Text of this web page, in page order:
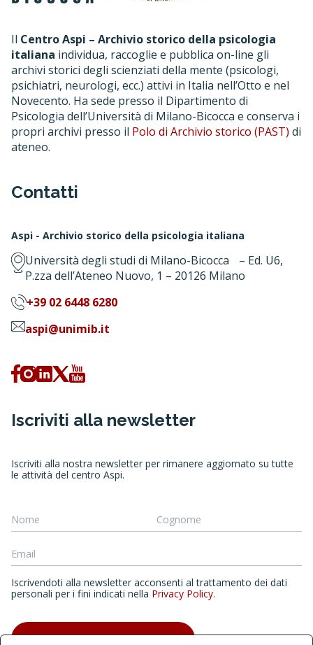
Il Centro Aspi – Archivio storico della psicologia
italiana individua, raccoglie e pubblica on-line gli
archivi storici degli scienziati della mente (psicologi,
psichiatri, neurologi, ecc.) attivi in Italia nell’Otto e nel
Novecento. Ha sede presso il Dipartimento di
Psicologia dell’Università di Milano-Bicocca e conserva i
propri archivi presso il Polo di Archivio storico (PAST) di
ateneo.
Contatti
Aspi - Archivio storico della psicologia italiana
Università degli studi di Milano-Bicocca – Ed. U6,
P.zza dell’Ateneo Nuovo, 1 – 20126 Milano
+39 02 6448 6280
aspi@unimib.it
Iscriviti alla newsletter
Iscriviti alla nostra newsletter per rimanere aggiornato su tutte
le attività del centro Aspi.
Iscrivendoti alla newsletter acconsenti al trattamento dei dati
personali per i fini indicati nella Privacy Policy.
ISCRIVITI ALLA NEWSLETTER